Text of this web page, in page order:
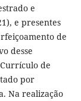
e
e presentes
de
desse
de
por
Na realização